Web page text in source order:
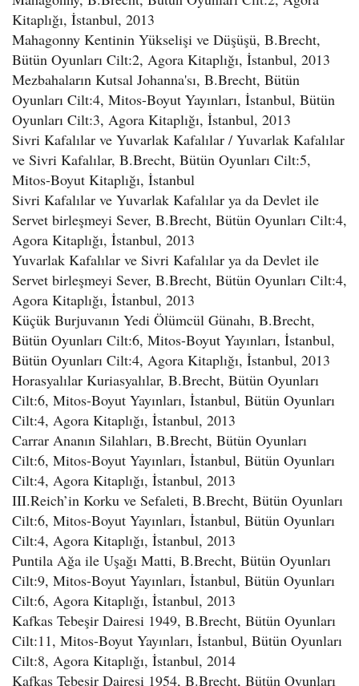
Kitaplığı, İstanbul, 2013
Mahagonny Kentinin Yükselişi ve Düşüşü, B.Brecht,
Bütün Oyunları Cilt:2, Agora Kitaplığı, İstanbul, 2013
Mezbahaların Kutsal Johanna'sı, B.Brecht, Bütün
Oyunları Cilt:4, Mitos-Boyut Yayınları, İstanbul, Bütün
Oyunları Cilt:3, Agora Kitaplığı, İstanbul, 2013
Sivri Kafalılar ve Yuvarlak Kafalılar / Yuvarlak Kafalılar
ve Sivri Kafalılar, B.Brecht, Bütün Oyunları Cilt:5,
Mitos-Boyut Kitaplığı, İstanbul
Sivri Kafalılar ve Yuvarlak Kafalılar ya da Devlet ile
Servet birleşmeyi Sever, B.Brecht, Bütün Oyunları Cilt:4,
Agora Kitaplığı, İstanbul, 2013
Yuvarlak Kafalılar ve Sivri Kafalılar ya da Devlet ile
Servet birleşmeyi Sever, B.Brecht, Bütün Oyunları Cilt:4,
Agora Kitaplığı, İstanbul, 2013
Küçük Burjuvanın Yedi Ölümcül Günahı, B.Brecht,
Bütün Oyunları Cilt:6, Mitos-Boyut Yayınları, İstanbul,
Bütün Oyunları Cilt:4, Agora Kitaplığı, İstanbul, 2013
Horasyalılar Kuriasyalılar, B.Brecht, Bütün Oyunları
Cilt:6, Mitos-Boyut Yayınları, İstanbul, Bütün Oyunları
Cilt:4, Agora Kitaplığı, İstanbul, 2013
Carrar Ananın Silahları, B.Brecht, Bütün Oyunları
Cilt:6, Mitos-Boyut Yayınları, İstanbul, Bütün Oyunları
Cilt:4, Agora Kitaplığı, İstanbul, 2013
III.Reich’in Korku ve Sefaleti, B.Brecht, Bütün Oyunları
Cilt:6, Mitos-Boyut Yayınları, İstanbul, Bütün Oyunları
Cilt:4, Agora Kitaplığı, İstanbul, 2013
Puntila Ağa ile Uşağı Matti, B.Brecht, Bütün Oyunları
Cilt:9, Mitos-Boyut Yayınları, İstanbul, Bütün Oyunları
Cilt:6, Agora Kitaplığı, İstanbul, 2013
Kafkas Tebeşir Dairesi 1949, B.Brecht, Bütün Oyunları
Cilt:11, Mitos-Boyut Yayınları, İstanbul, Bütün Oyunları
Cilt:8, Agora Kitaplığı, İstanbul, 2014
Kafkas Tebeşir Dairesi 1954, B.Brecht, Bütün Oyunları